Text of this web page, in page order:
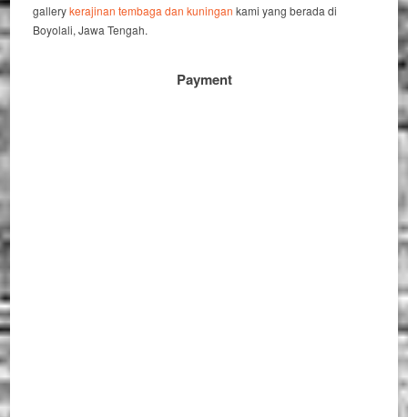
gallerykerajinan tembaga dan kuningan kami yang berada di
Boyolali, Jawa Tengah.
Payment